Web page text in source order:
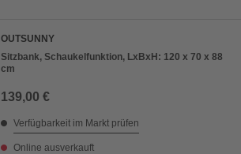
OUTSUNNY
Sitzbank, Schaukelfunktion, LxBxH: 120 x 70 x 88
cm
139,00 €
Verfügbarkeit im Markt prüfen
Online ausverkauft